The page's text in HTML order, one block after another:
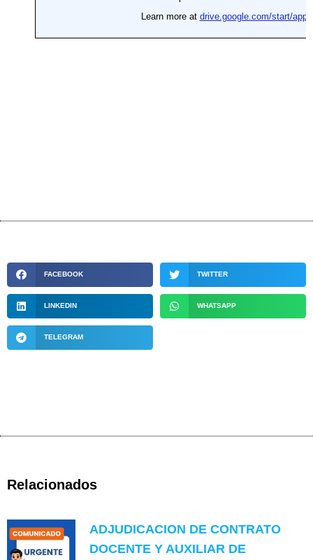
FACEBOOK TWITTER
LINKEDIN WHATSAPP
TELEGRAM
Relacionados
ADJUDICACION DE CONTRATO
DOCENTE Y AUXILIAR DE